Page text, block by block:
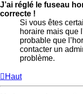
J’ai réglé le fuseau
correcte !
Si vous êtes
horaire mais que
probable que
contacter un
problème.
Haut